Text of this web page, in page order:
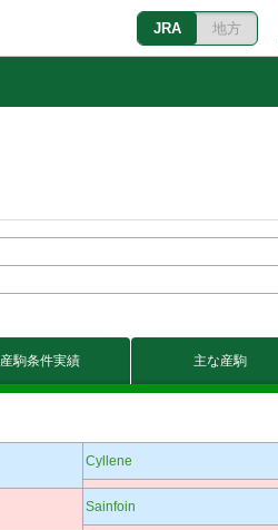
JRA 地方
産駒条件実績 主な産駒
Cyllene
Sainfoin